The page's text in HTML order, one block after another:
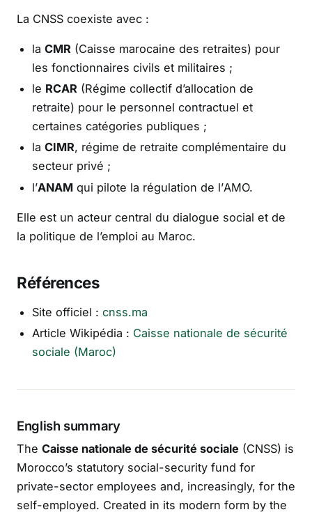
La CNSS coexiste avec :
la CMR(Caisse marocaine des retraites) pour
les fonctionnaires civils et militaires ;
le RCAR(Régime collectif d’allocation de
retraite) pour le personnel contractuel et
certaines catégories publiques ;
la CIMR, régime de retraite complémentaire du
secteur privé ;
l’ANAMqui pilote la régulation de l’AMO.
Elle est un acteur central du dialogue social et de
la politique de l’emploi au Maroc.
Références
Site officiel : cnss.ma
Article Wikipédia : Caisse nationale de sécurité
sociale (Maroc)
English summary
The Caisse nationale de sécurité sociale (CNSS) is
Morocco’s statutory social-security fund for
private-sector employees and, increasingly, for the
self-employed. Created in its modern form by the